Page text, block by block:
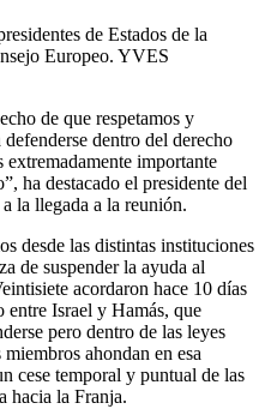
de Estados de la
Europeo. YVES
de que respetamos y
dentro del derecho
importante
ha destacado el presidente del
la llegada a la reunión.
desde las distintas instituciones
de suspender la ayuda al
acordaron hace 10 días
entre Israel y Hamás, que
pero dentro de las leyes
ahondan en esa
cese temporal y puntual de las
hacia la Franja.